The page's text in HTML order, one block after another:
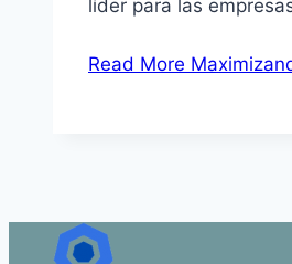
líder para las
Read More